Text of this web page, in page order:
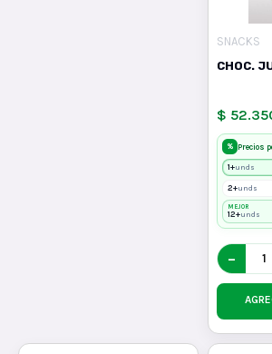
SNACKS
CHOC.
$
% Precios
1+unds
2+unds
MEJOR
12+unds
−